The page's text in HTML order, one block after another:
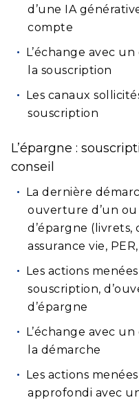
d’une IA
compte
L’échange avec
la souscription
Les canaux
souscription
L’épargne :
conseil
La dernière
ouverture d’un
d’épargne
assurance vie,
Les actions
souscription,
d’épargne
L’échange avec
la démarche
Les actions
approfondi avec